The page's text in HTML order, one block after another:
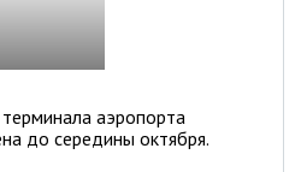
аэропорта
до середины октября.